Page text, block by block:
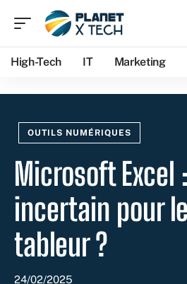
High-Tech IT Marketing
OUTILS NUMÉRIQUES
Microsoft Excel
incertain pour
tableur ?
24/02/2025